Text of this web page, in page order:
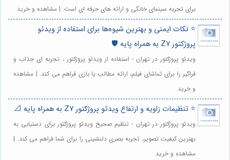
برای تجربه سینمای خانگی و ارائه های حرفه ای است. | مشاهده و خرید
⭐️ نکات ایمنی و بهترین شیوه‌ها برای استفاده از ویدئو
پروژکتور Z7 به همراه پایه 🛡️
ویدئو پروژکتور در تهران - استفاده از ویدئو پروژکتور ، تجربه ای جذاب و
فراگیر را برای تماشای فیلم، ارائه مطالب یا بازی فراهم می کند. | مشاهده
و خرید
⭐️ تنظیمات زاویه و ارتفاع ویدئو پروژکتور Z7 به همراه پایه 📐
ویدئو پروژکتور در تهران - تنظیم صحیح ویدئو پروژکتور برای دستیابی به
بهترین کیفیت تصویر، تجربه بصری دلنشینی را برای شما فراهم می کند. |
مشاهده و خرید